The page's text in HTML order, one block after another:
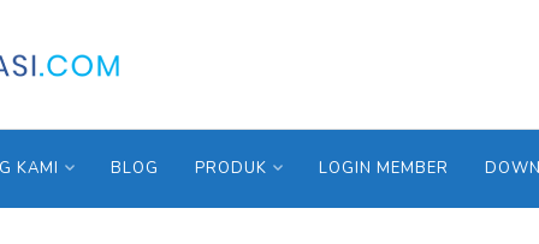
KAMI BLOG PRODUK LOGIN MEMBER